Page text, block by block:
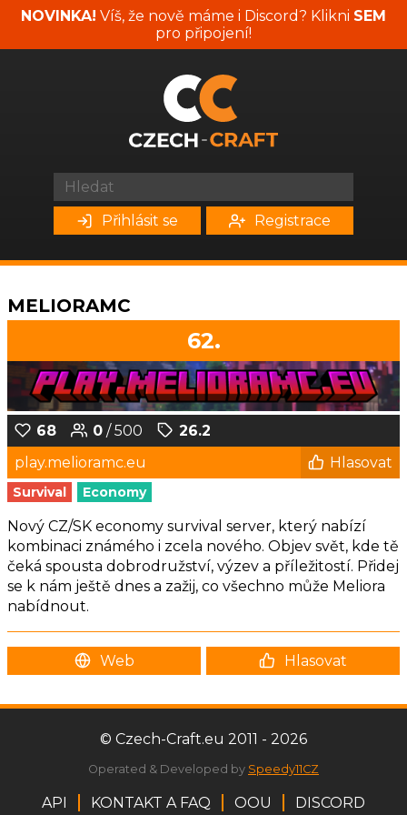
NOVINKA! Víš, že nově máme i Discord? Klikni SEM
pro připojení!
Přihlásit se Registrace
MELIORAMC
62.
68 0 / 500
26.2
play.melioramc.eu
Hlasovat
Survival Economy
Nový CZ/SK economy survival server, který nabízí
kombinaci známého i zcela nového. Objev svět, kde tě
čeká spousta dobrodružství, výzev a příležitostí. Přidej
se k nám ještě dnes a zažij, co všechno může Meliora
nabídnout.
Web Hlasovat
© Czech-Craft.eu 2011 - 2026
Operated & Developed by Speedy11CZ
API KONTAKT A FAQ OOU DISCORD